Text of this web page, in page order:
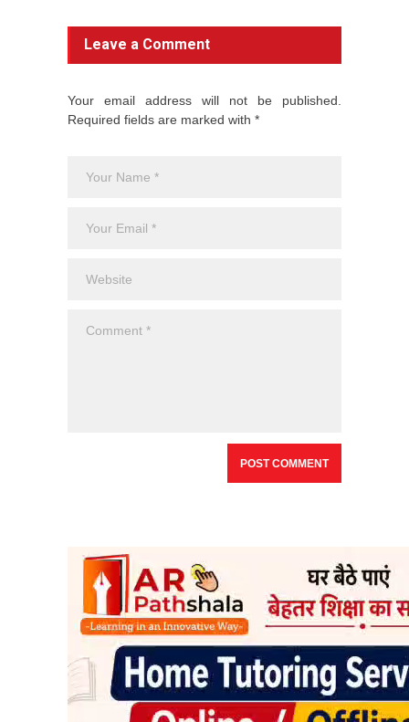
Leave a Comment
Your email address will not be published.
Required fields are marked with *